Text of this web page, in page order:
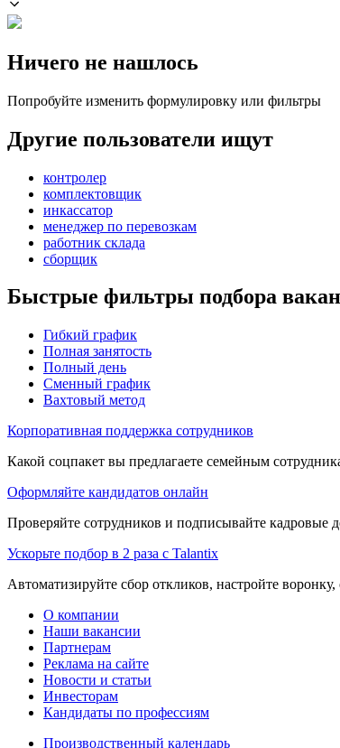
Ничего не нашлось
Попробуйте изменить формулировку или фильтры
Другие пользователи ищут
контролер
комплектовщик
инкассатор
менеджер по перевозкам
работник склада
сборщик
Быстрые фильтры подбора
Гибкий график
Полная занятость
Полный день
Сменный график
Вахтовый метод
Корпоративная поддержка сотрудников
Какой соцпакет вы предлагаете семейным
Оформляйте кандидатов онлайн
Проверяйте сотрудников и подписывайте кадровые
Ускорьте подбор в 2 раза с Talantix
Автоматизируйте сбор откликов, настройте
О компании
Наши вакансии
Партнерам
Реклама на сайте
Новости и статьи
Инвесторам
Кандидаты по профессиям
Производственный календарь